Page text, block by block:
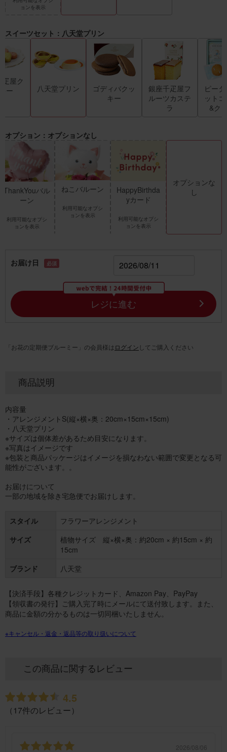
ョンを表示
スイーツセット：八天堂プリン
屋ク
ー
八天堂プリン
ゴディバクッ
キー
銀座千疋屋フ
ルーツカステ
ラ
ピー
ット
&ク
オプション：オプションなし
ThankYouバル
ーン
利用可能なオプシ
ョンを表示
ねこバルーン
利用可能なオプシ
ョンを表示
HappyBirthda
yカード
利用可能なオプシ
ョンを表示
オプションな
し
お届け日 必須
レジに進む
「お花の定期便ブルーミー」の会員様は ログイン してご購入ください
商品説明
内容量
・アレンジメントS(縦×横×奥：20cm×15cm×15cm)
・八天堂プリン
※サイズは個体差があるため目安になります。
※写真はイメージです
※包装と商品パッケージはイメージを損なわない範囲で変更となる可
能性がございます。。
お届けについて
一部の地域を除き宅急便でお届けします。
スタイル
フラワーアレンジメント
サイズ
植物サイズ 縦×横×奥：約20cm × 約15cm × 約
15cm
ブランド
八天堂
【決済手段】各種クレジットカード、Amazon Pay、PayPay
【領収書の発行】ご購入完了時にメールにて送付致します。また、
商品に金額の分かるものは一切同梱いたしません。
※キャンセル・返金・返品等の取り扱いについて
この商品に関するレビュー
4.5
（17件のレビュー）
2026/08/06